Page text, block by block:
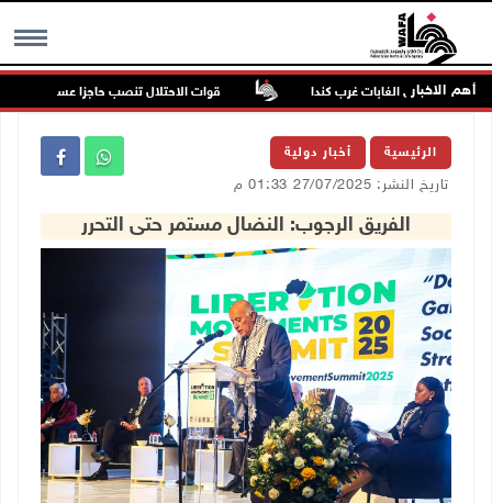
MENU أهم الاخبار
حرائق الغابات غرب كندا قوات الاحتلال تنصب حاجزا عسكريا عند مدخل
الرئيسية أخبار دولية
تاريخ النشر: 27/07/2025 01:33 م
الفريق الرجوب: النضال مستمر حتى التحرر